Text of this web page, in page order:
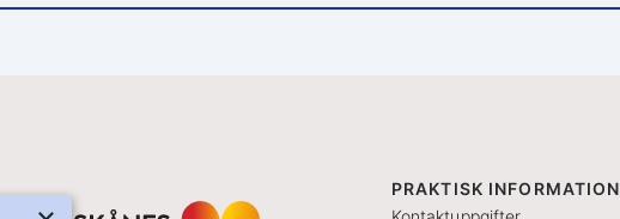
PRAKTISK INFORMATION